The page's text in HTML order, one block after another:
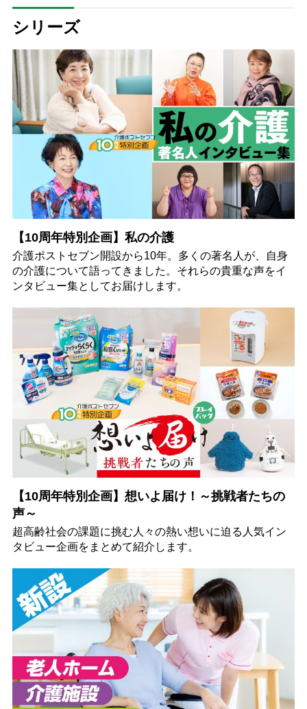
シリーズ
【10周年特別企画】私の介護
介護ポストセブン開設から10年。多くの著名人が、自身
の介護について語ってきました。それらの貴重な声をイ
ンタビュー集としてお届けします。
【10周年特別企画】想いよ届け！～挑戦者たちの
声～
超高齢社会の課題に挑む人々の熱い想いに迫る人気イン
タビュー企画をまとめて紹介します。